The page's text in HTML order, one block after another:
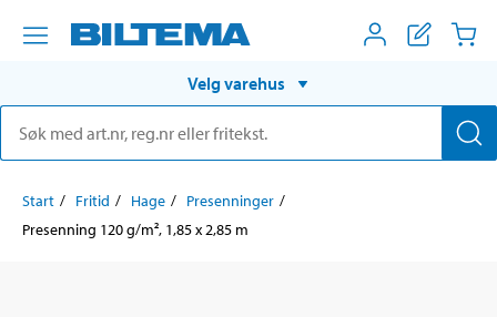
Velg varehus
Start Fritid Hage
Presenninger
Presenning 120 g/m², 1,85 x 2,85 m